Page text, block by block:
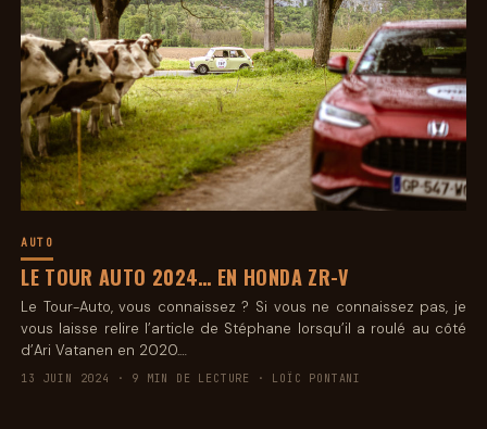
AUTO
LE TOUR AUTO 2024… EN HONDA ZR-V
Le Tour-Auto, vous connaissez ? Si vous ne connaissez pas, je
vous laisse relire l’article de Stéphane lorsqu’il a roulé au côté
d’Ari Vatanen en 2020.…
13 JUIN 2024 · 9 MIN DE LECTURE · LOÏC PONTANI